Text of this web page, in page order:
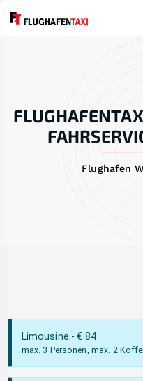
Flughafen
Limousine - € 84
max. 3 Personen, max. 2